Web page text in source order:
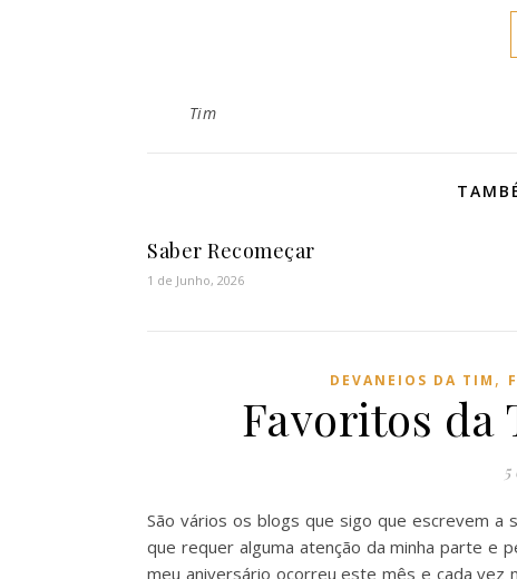
Tim
Saber Recomeçar
1 de Junho, 2026
DEVANEIOS DA TIM ,
Favoritos da
São vários os blogs que sigo que escrevem
que requer alguma atenção da minha parte e
meu aniversário ocorreu este mês e cada